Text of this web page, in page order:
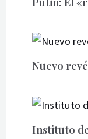
Nuevo
Instituto